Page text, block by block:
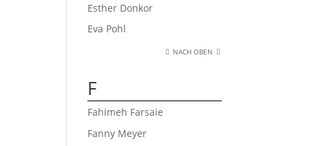
Esther Donkor
Eva Pohl
NACH OBEN
F
Fahimeh Farsaie
Fanny Meyer